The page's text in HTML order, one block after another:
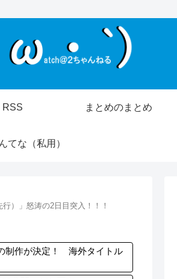
RSS まとめのまとめ
てな（私用）
）」怒涛の2日目突入！！！
制作が決定！ 海外タイトル